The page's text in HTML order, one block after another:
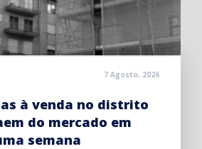
7 Agosto, 2026
à venda no distrito
do mercado em
semana